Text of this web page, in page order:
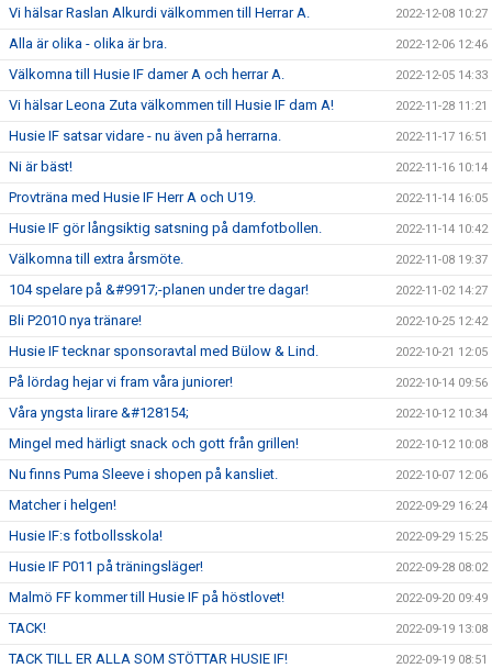
Vi hälsar Raslan Alkurdi välkommen till Herrar A. 2022-12-08 10:27
Alla är olika - olika är bra. 2022-12-06 12:46
Välkomna till Husie IF damer A och herrar A. 2022-12-05 14:33
Vi hälsar Leona Zuta välkommen till Husie IF dam A! 2022-11-28 11:21
Husie IF satsar vidare - nu även på herrarna. 2022-11-17 16:51
Ni är bäst! 2022-11-16 10:14
Provträna med Husie IF Herr A och U19. 2022-11-14 16:05
Husie IF gör långsiktig satsning på damfotbollen. 2022-11-14 10:42
Välkomna till extra årsmöte. 2022-11-08 19:37
104 spelare på &#9917;-planen under tre dagar! 2022-11-02 14:27
Bli P2010 nya tränare! 2022-10-25 12:42
Husie IF tecknar sponsoravtal med Bülow & Lind. 2022-10-21 12:05
På lördag hejar vi fram våra juniorer! 2022-10-14 09:56
Våra yngsta lirare &#128154; 2022-10-12 10:34
Mingel med härligt snack och gott från grillen! 2022-10-12 10:08
Nu finns Puma Sleeve i shopen på kansliet. 2022-10-07 12:06
Matcher i helgen! 2022-09-29 16:24
Husie IF:s fotbollsskola! 2022-09-29 15:25
Husie IF P011 på träningsläger! 2022-09-28 08:02
Malmö FF kommer till Husie IF på höstlovet! 2022-09-20 09:49
TACK! 2022-09-19 13:08
TACK TILL ER ALLA SOM STÖTTAR HUSIE IF! 2022-09-19 08:51